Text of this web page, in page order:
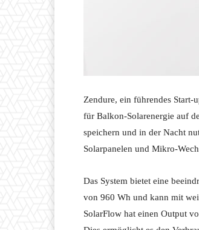
Zendure, ein führendes Start-
für Balkon-Solarenergie auf
speichern und in der Nacht
Solarpanelen und Mikro-
Das System bietet eine
von 960 Wh und kann mit
SolarFlow hat einen Output